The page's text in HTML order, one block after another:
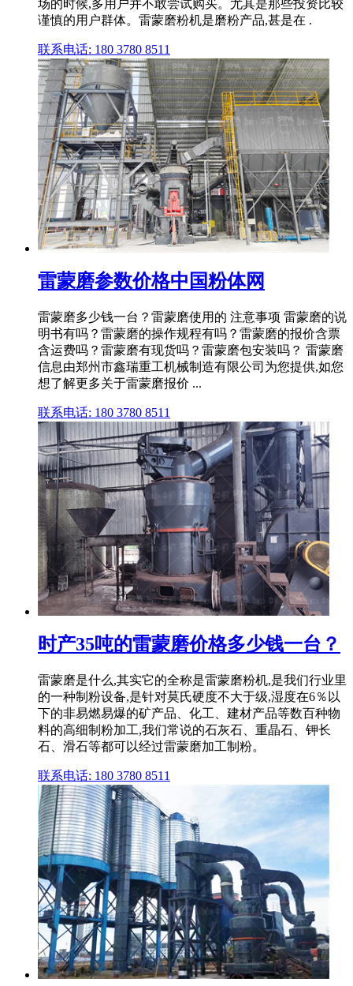
场的时候,多用户并不敢尝试购买。尤其是那些投资比较
谨慎的用户群体。雷蒙磨粉机是磨粉产品,甚是在 .
联系电话: 180 3780 8511
雷蒙磨参数价格中国粉体网
雷蒙磨多少钱一台？雷蒙磨使用的 注意事项 雷蒙磨的说
明书有吗？雷蒙磨的操作规程有吗？雷蒙磨的报价含票
含运费吗？雷蒙磨有现货吗？雷蒙磨包安装吗？ 雷蒙磨
信息由郑州市鑫瑞重工机械制造有限公司为您提供,如您
想了解更多关于雷蒙磨报价 ...
联系电话: 180 3780 8511
时产35吨的雷蒙磨价格多少钱一台？
雷蒙磨是什么,其实它的全称是雷蒙磨粉机,是我们行业里
的一种制粉设备,是针对莫氏硬度不大于级,湿度在6％以
下的非易燃易爆的矿产品、化工、建材产品等数百种物
料的高细制粉加工,我们常说的石灰石、重晶石、钾长
石、滑石等都可以经过雷蒙磨加工制粉。
联系电话: 180 3780 8511